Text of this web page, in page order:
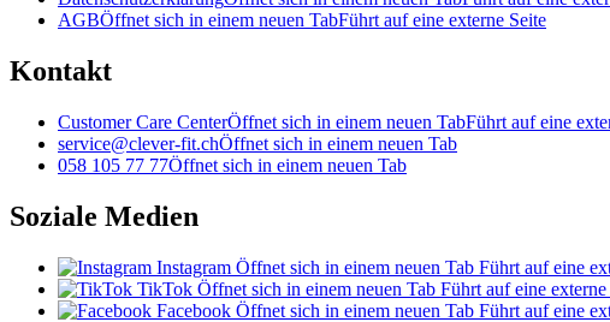
AGBÖffnet sich in einem neuen TabFührt auf eine externe Seite
Kontakt
Customer Care CenterÖffnet sich in einem neuen TabFührt auf eine
service@clever-fit.chÖffnet sich in einem neuen Tab
058 105 77 77Öffnet sich in einem neuen Tab
Soziale Medien
Instagram Öffnet sich in einem neuen Tab Führt auf eine
TikTok Öffnet sich in einem neuen Tab Führt auf eine externe
Facebook Öffnet sich in einem neuen Tab Führt auf eine